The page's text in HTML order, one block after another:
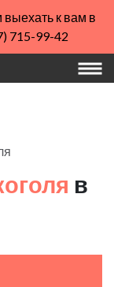
к вам в
715-99-42
в